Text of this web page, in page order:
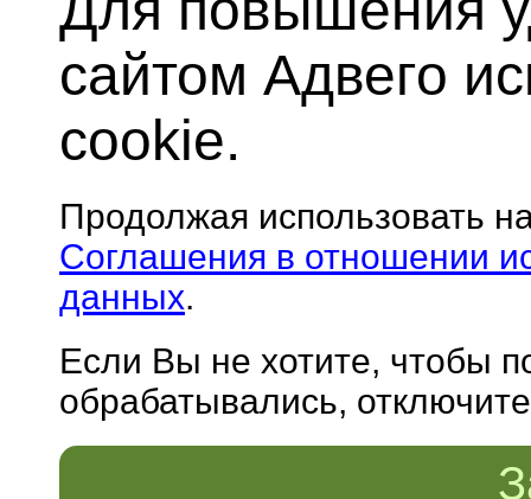
сайтом Адвего
cookie.
Продолжая использовать
Соглашения в отношении
данных.
Если Вы не хотите, чтобы
обрабатывались,